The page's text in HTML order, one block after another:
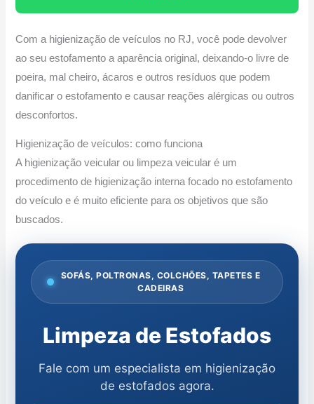
Com a higienização de veículos no RJ, você pode devolver
ao seu estofamento a aparência original, deixando-o livre de
poeira, mal cheiro, ácaros e outros resíduos que podem
danificar o estofamento e causar reações alérgicas ou outros
desconfortos.
Higienização de veículos: como funciona
A higienização veicular ou limpeza veicular é um
procedimento de higienização interna focado no estofamento
do veículo e é muito eficiente para os objetivos que são
buscados.
SOFÁS, POLTRONAS, COLCHÕES, TAPETES E
CADEIRAS
Limpeza de Estofados
Fale com um especialista em higienização
de estofados agora.